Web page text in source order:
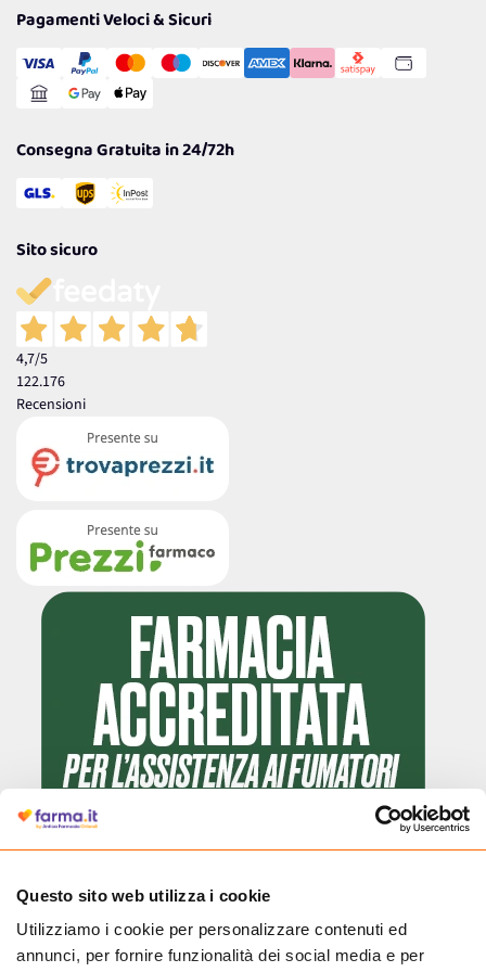
Questo sito web utilizza i cookie
Utilizziamo i cookie per personalizzare contenuti ed
annunci, per fornire funzionalità dei social media e per
Cookie Policy
Gestisci Cookie
Reso Facile e Veloce
Pagamenti Veloci & Sicuri
Consegna Gratuita in 24/72h
Sito sicuro
4,7/5
122.176
Recensioni
Cliccando il badge, puoi verificare che Farma.it è un'entità regolarmente
autorizzata dal Ministero della Salute a effettuare la vendita online di